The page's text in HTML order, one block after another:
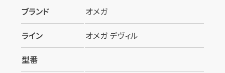
ブランド
オメガ
ライン
オメガ デヴィル
型番